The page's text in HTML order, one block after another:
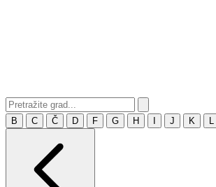
B C Č D F G H J K